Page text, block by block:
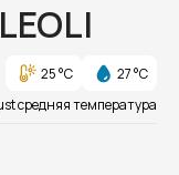
25 °C
27 °C
средняя температура